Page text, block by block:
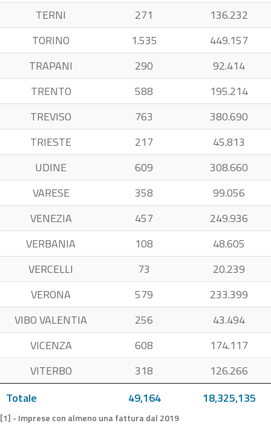
Totale 49,164 18,325,135
TERNI
271
136.232
TORINO
1.535
449.157
TRAPANI
290
92.414
TRENTO
588
195.214
TREVISO
763
380.690
TRIESTE
217
45.813
UDINE
609
308.660
VARESE
358
99.056
VENEZIA
457
249.936
VERBANIA
108
48.605
VERCELLI
73
20.239
VERONA
579
233.399
VIBO VALENTIA
256
43.494
VICENZA
608
174.117
VITERBO
318 126.266
[1] - Imprese con almeno una fattura dal 2019